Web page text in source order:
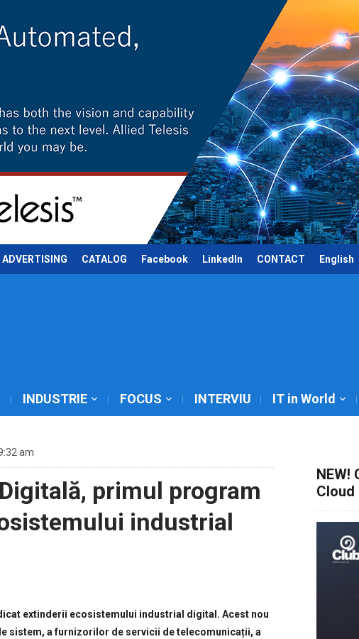
ADVERTISING CATALOG Facebook LinkedIn CONTACT English
INDUSTRIE FOCUS INTERVIU IT in World
am
primul program
industrial
extinderii ecosistemului industrial digital. Acest nou
sistem, a furnizorilor de servicii de telecomunicații, a
NEW!
Cloud